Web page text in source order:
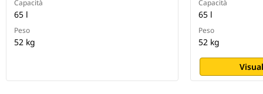
Capacità
65 l
Peso
52 kg
Capacità
65 l
Peso
52 kg